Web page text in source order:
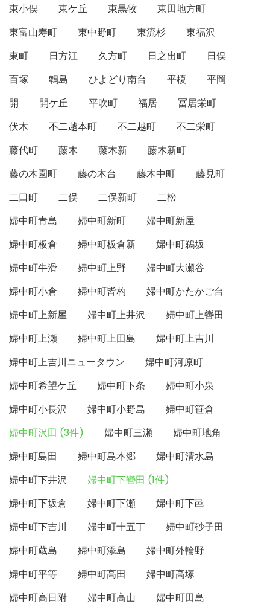
東小俣 東ケ丘 東黒牧
東田地方町
東富山寿町
東中野町 東流杉
東福沢
東町
日方江 久方町 日之出町
日俣
百塚
鵯島 ひよどり南台 平榎
平岡
開
開ケ丘 平吹町 福居
冨居栄町
伏木
不二越本町 不二越町
不二栄町
藤代町
藤木 藤木新
藤木新町
藤の木園町
藤の木台 藤木中町
藤見町
二口町
二俣 二俣新町
二松
婦中町青島
婦中町新町
婦中町新屋
婦中町板倉
婦中町板倉新
婦中町鵜坂
婦中町牛滑
婦中町上野
婦中町大瀬谷
婦中町小倉
婦中町皆杓
婦中町かたかご台
婦中町上新屋
婦中町上井沢
婦中町上轡田
婦中町上瀬
婦中町上田島
婦中町上吉川
婦中町上吉川ニュータウン
婦中町河原町
婦中町希望ケ丘
婦中町下条
婦中町小泉
婦中町小長沢
婦中町小野島
婦中町笹倉
婦中町沢田 (3件)
婦中町三瀬
婦中町地角
婦中町島田
婦中町島本郷
婦中町清水島
婦中町下井沢
婦中町下轡田 (1件)
婦中町下坂倉
婦中町下瀬
婦中町下邑
婦中町下吉川
婦中町十五丁
婦中町砂子田
婦中町蔵島
婦中町添島
婦中町外輪野
婦中町平等
婦中町高田
婦中町高塚
婦中町高日附
婦中町高山
婦中町田島